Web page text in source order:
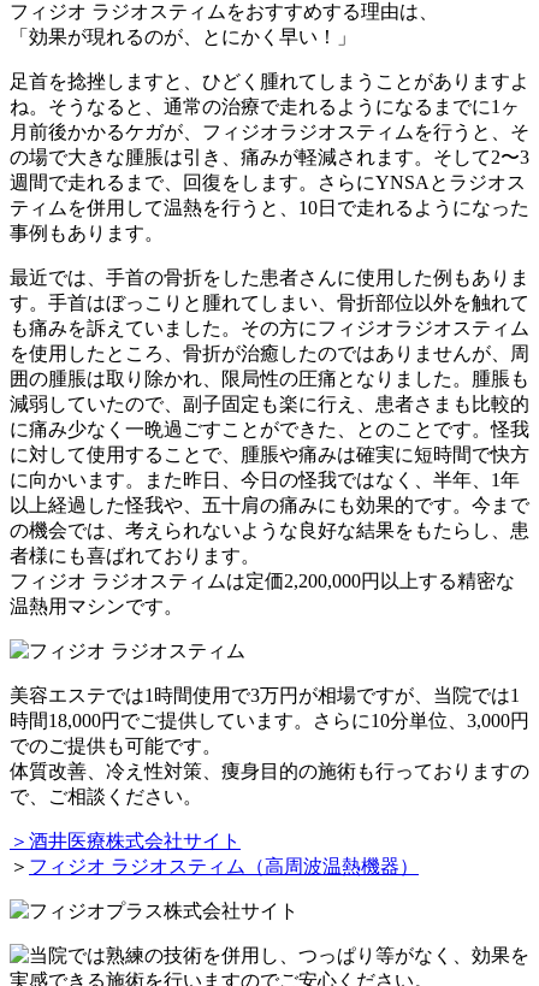
フィジオ ラジオスティムをおすすめする理由は、
「効果が現れるのが、とにかく早い！」
足首を捻挫しますと、ひどく腫れてしまうことがありますよ
ね。そうなると、通常の治療で走れるようになるまでに1ヶ
月前後かかるケガが、フィジオラジオスティムを行うと、そ
の場で大きな腫脹は引き、痛みが軽減されます。そして2〜3
週間で走れるまで、回復をします。さらにYNSAとラジオス
ティムを併用して温熱を行うと、10日で走れるようになった
事例もあります。
最近では、手首の骨折をした患者さんに使用した例もありま
す。手首はぼっこりと腫れてしまい、骨折部位以外を触れて
も痛みを訴えていました。その方にフィジオラジオスティム
を使用したところ、骨折が治癒したのではありませんが、周
囲の腫脹は取り除かれ、限局性の圧痛となりました。腫脹も
減弱していたので、副子固定も楽に行え、患者さまも比較的
に痛み少なく一晩過ごすことができた、とのことです。怪我
に対して使用することで、腫脹や痛みは確実に短時間で快方
に向かいます。また昨日、今日の怪我ではなく、半年、1年
以上経過した怪我や、五十肩の痛みにも効果的です。今まで
の機会では、考えられないような良好な結果をもたらし、患
者様にも喜ばれております。
フィジオ ラジオスティムは定価2,200,000円以上する精密な
温熱用マシンです。
美容エステでは1時間使用で3万円が相場ですが、当院では1
時間18,000円でご提供しています。さらに10分単位、3,000円
でのご提供も可能です。
体質改善、冷え性対策、痩身目的の施術も行っておりますの
で、ご相談ください。
＞酒井医療株式会社サイト
＞ フィジオ ラジオスティム（高周波温熱機器）